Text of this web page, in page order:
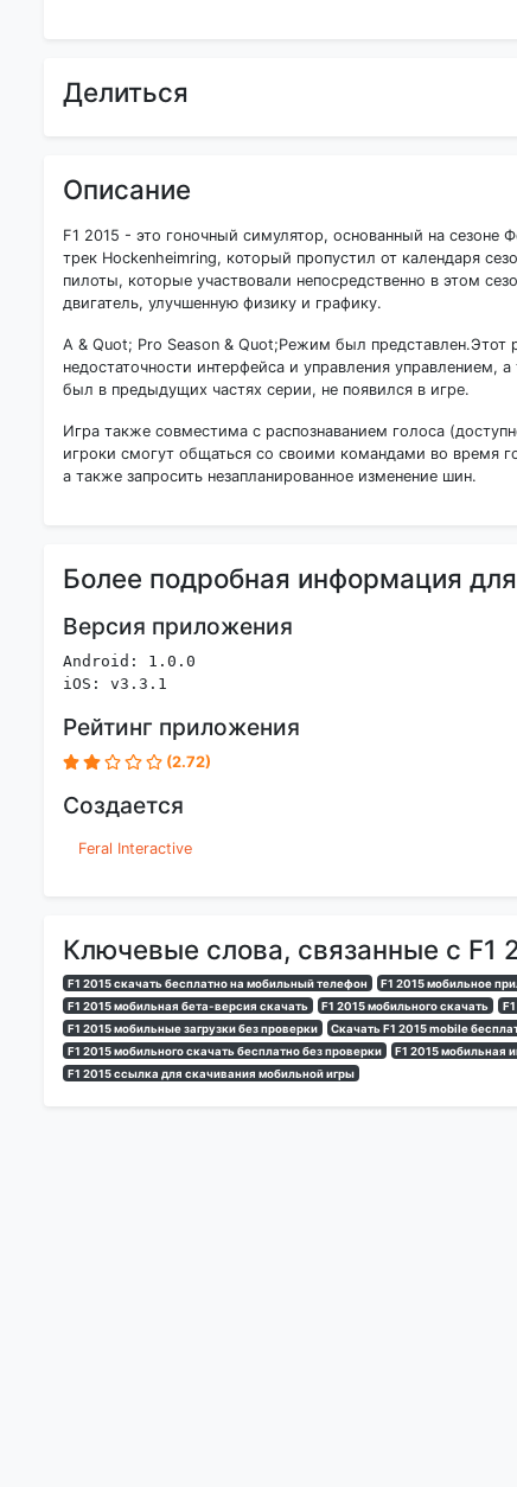
Делиться
Описание
F1 2015 - это гоночный симулятор, основанный на
трек Hockenheimring, который пропустил от календаря
пилоты, которые участвовали непосредственно в этом
двигатель, улучшенную физику и графику.
A & Quot; Pro Season & Quot;Режим был
недостаточности интерфейса и управления
был в предыдущих частях серии, не появился в игре.
Игра также совместима с распознаванием голоса
игроки смогут общаться со своими командами во время
а также запросить незапланированное изменение шин.
Более подробная информация
Версия приложения
Android: 1.0.0
iOS: v3.3.1
Рейтинг приложения
(2.72)
Создается
Feral Interactive
Ключевые слова, связанные с F1
F1 2015 скачать бесплатно на мобильный телефон F1 2015 мобильное
F1 2015 мобильная бета-версия скачать
F1 2015 мобильного скачать
F1 2015 мобильные загрузки без проверки
Скачать F1 2015 mobile
F1 2015 мобильного скачать бесплатно без проверки
F1 2015 мобильная
F1 2015 ссылка для скачивания мобильной игры